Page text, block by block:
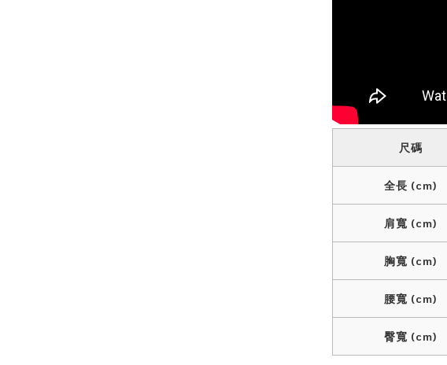
尺碼
全長 (cm)
肩寬 (cm)
胸寬 (cm)
腰寬 (cm)
臀寬 (cm)